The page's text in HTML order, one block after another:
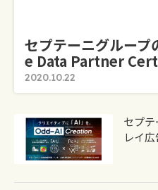
セプテーニグルー
E Data Partner
2020.10.22
セプ
レイ